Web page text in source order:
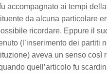
accompagnato ai tempi della
da alcuna particolare
ricordare. Eppure il
(l’inserimento dei partiti
aveva un senso così
quell’articolo fu